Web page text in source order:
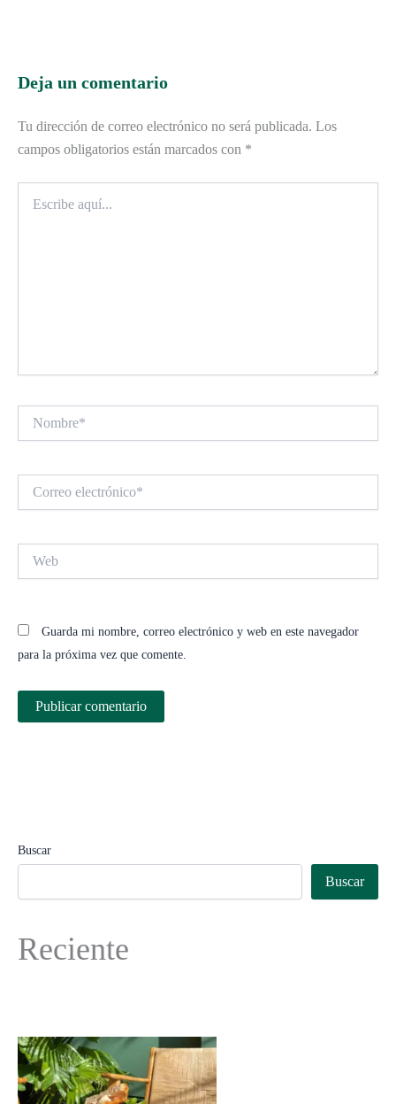
Deja un comentario
Tu dirección de correo electrónico no será publicada. Los
campos obligatorios están marcados con *
aquí...
electrónico*
Guarda mi nombre, correo electrónico y web en este navegador
para la próxima vez que comente.
Buscar
Buscar
Reciente